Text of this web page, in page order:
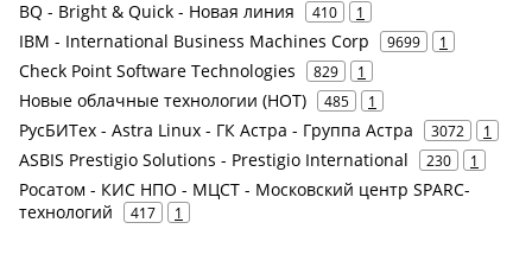
BQ - Bright & Quick - Новая линия 410 1
IBM - International Business Machines Corp 9699 1
Check Point Software Technologies 829 1
Новые облачные технологии (НОТ) 485 1
РусБИТех - Astra Linux - ГК Астра - Группа Астра 3072 1
ASBIS Prestigio Solutions - Prestigio International 230 1
Росатом - КИС НПО - МЦСТ - Московский центр SPARC-
технологий
417 1